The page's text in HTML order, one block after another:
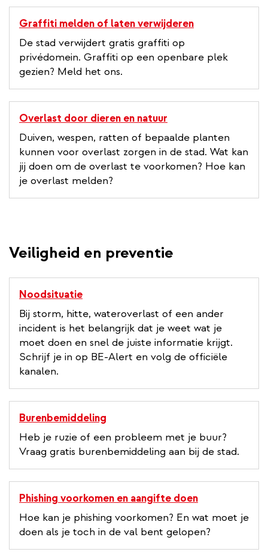
Graffiti melden of laten verwijderen
De stad verwijdert gratis graffiti op
privédomein. Graffiti op een openbare plek
gezien? Meld het ons.
Overlast door dieren en natuur
Duiven, wespen, ratten of bepaalde planten
kunnen voor overlast zorgen in de stad. Wat kan
jij doen om de overlast te voorkomen? Hoe kan
je overlast melden?
Veiligheid en preventie
Noodsituatie
Bij storm, hitte, wateroverlast of een ander
incident is het belangrijk dat je weet wat je
moet doen en snel de juiste informatie krijgt.
Schrijf je in op BE-Alert en volg de officiële
kanalen.
Burenbemiddeling
Heb je ruzie of een probleem met je buur?
Vraag gratis burenbemiddeling aan bij de stad.
Phishing voorkomen en aangifte doen
Hoe kan je phishing voorkomen? En wat moet je
doen als je toch in de val bent gelopen?